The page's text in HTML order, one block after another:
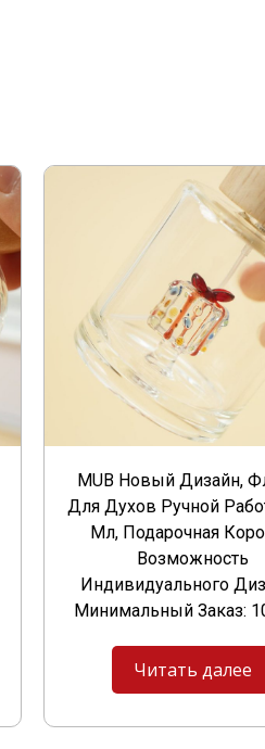
MUB Новый Дизайн,
Для Духов Ручной
Мл, Подарочная
Возможность
Индивидуального
Минимальный Заказ:
Читать далее